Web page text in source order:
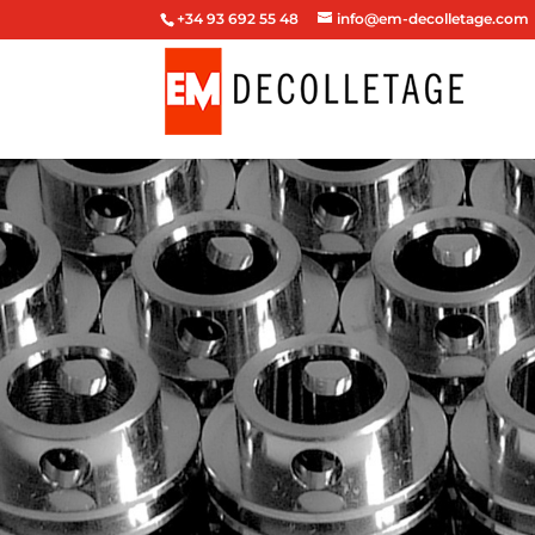
+34 93 692 55 48 info@em-decolletage.com